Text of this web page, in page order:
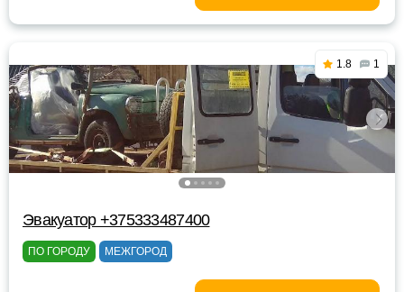
1.8 1
Эвакуатор +375333487400
ПО ГОРОДУ МЕЖГОРОД